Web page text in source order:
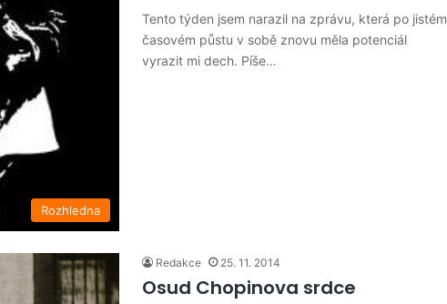
Rozhledna
Tento týden jsem narazil na zprávu, která po jistém
časovém půstu v sobě znovu měla potenciál
vyrazit mi dech. Píše…
Redakce 25. 11. 2014
Osud Chopinova srdce